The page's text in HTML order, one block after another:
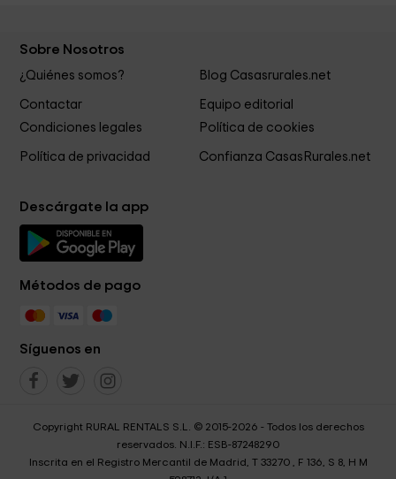
Sobre Nosotros
¿Quiénes somos? Blog Casasrurales.net
Contactar
Equipo editorial
Condiciones legales
Política de cookies
Política de privacidad Confianza CasasRurales.net
Descárgate la app
Métodos de pago
Síguenos en
Copyright RURAL RENTALS S.L. © 2015-2026 - Todos los derechos
reservados. N.I.F.: ESB-87248290
Inscrita en el Registro Mercantil de Madrid, T 33270 , F 136, S 8, H M